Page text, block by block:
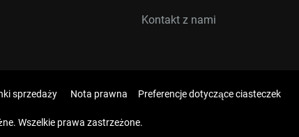
Kontakt z nami
sprzedaży Nota prawna Preferencje dotyczące ciasteczek
Wszelkie prawa zastrzeżone.